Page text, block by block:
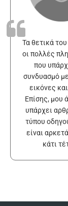
Τα θετικά του
οι πολλές
που
συνδυασμό
εικόνες
Επίσης, μου
υπάρχει
τύπου
είναι
κάτι